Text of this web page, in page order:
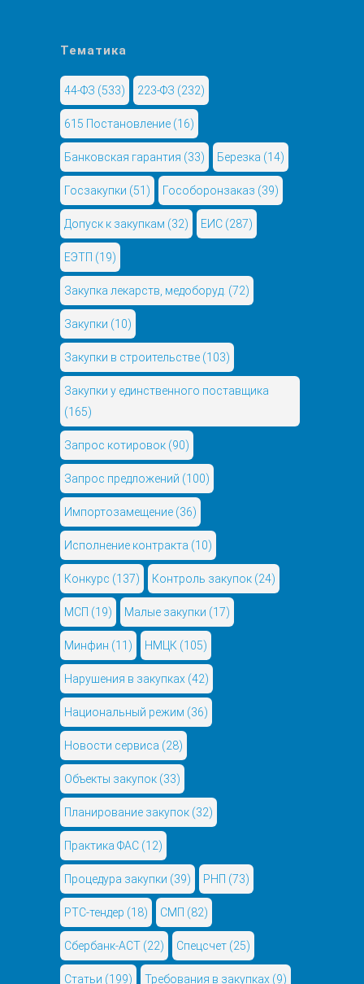
Тематика
44-ФЗ (533) 223-ФЗ (232)
615 Постановление (16)
Банковская гарантия (33) Березка (14)
Госзакупки (51) Гособоронзаказ (39)
Допуск к закупкам (32) ЕИС (287)
ЕЭТП (19)
Закупка лекарств, медоборуд. (72)
Закупки (10)
Закупки в строительстве (103)
Закупки у единственного поставщика
(165)
Запрос котировок (90)
Запрос предложений (100)
Импортозамещение (36)
Исполнение контракта (10)
Конкурс (137) Контроль закупок (24)
МСП (19) Малые закупки (17)
Минфин (11) НМЦК (105)
Нарушения в закупках (42)
Национальный режим (36)
Новости сервиса (28)
Объекты закупок (33)
Планирование закупок (32)
Практика ФАС (12)
Процедура закупки (39) РНП (73)
РТС-тендер (18) СМП (82)
Сбербанк-АСТ (22) Спецсчет (25)
Статьи (199) Требования в закупках (9)